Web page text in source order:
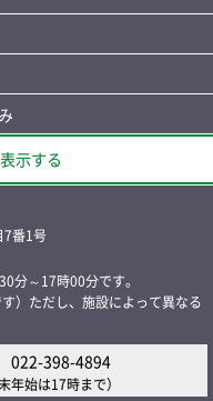
示する
番1号
分～17時00分です。
）ただし、施設によって異なる
022-398-4894
年始は17時まで）